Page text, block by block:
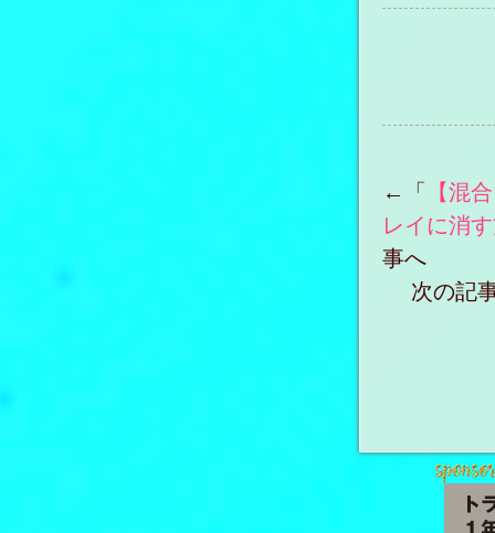
った数分
背
←「
【混
レイに消
事へ
次の記